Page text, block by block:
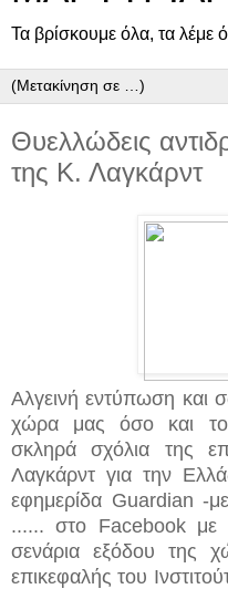
Τα βρίσκουμε όλα, τα λέμε
Θυελλώδεις
της Κ. Λαγκάρντ
Αλγεινή εντύπωση και
χώρα μας όσο και το
σκληρά σχόλια της
Λαγκάρντ για την
εφημερίδα Guardian -
...... στο Facebook με
σενάρια εξόδου
επικεφαλής του